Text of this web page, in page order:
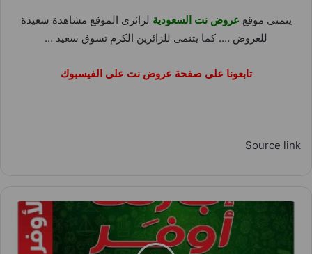
يتمنى موقع عروض نت السعودية لزائرى الموقع مشاهدة سعيدة
للعروض …. كما يتنمى للزائرين الكرم تسوق سعيد …
تابعونا على صفحة عروض نت على الفيسبوك
Source link